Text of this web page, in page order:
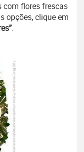
com flores frescas
opções, clique em
.